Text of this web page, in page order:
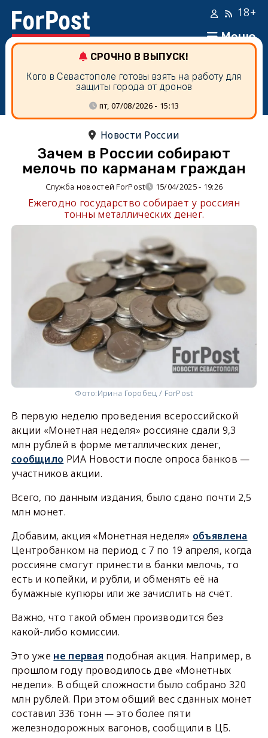
Меню
18+
СРОЧНО В ВЫПУСК!
Кого в Севастополе готовы взять на работу для
защиты города от дронов
пт, 07/08/2026 - 15:13
Новости России
Зачем в России собирают
мелочь по карманам граждан
Служба новостей ForPost 15/04/2025 - 19:26
Ежегодно государство собирает у россиян
тонны металлических денег.
Фото:Ирина Горобец / ForPost
В первую неделю проведения всероссийской
акции «Монетная неделя» россияне сдали 9,3
млн рублей в форме металлических денег,
сообщило РИА Новости после опроса банков —
участников акции.
Всего, по данным издания, было сдано почти 2,5
млн монет.
Добавим, акция «Монетная неделя» объявлена
Центробанком на период с 7 по 19 апреля, когда
россияне смогут принести в банки мелочь, то
есть и копейки, и рубли, и обменять её на
бумажные купюры или же зачислить на счёт.
Важно, что такой обмен производится без
какой-либо комиссии.
Это уже не первая подобная акция. Например, в
прошлом году проводилось две «Монетных
недели». В общей сложности было собрано 320
млн рублей. При этом общий вес сданных монет
составил 336 тонн — это более пяти
железнодорожных вагонов, сообщили в ЦБ.